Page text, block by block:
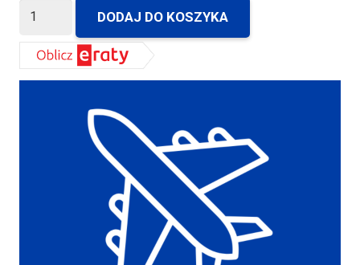
ilość
KOMPLET
FINEZJA
2x30X50+2x50X90+2x70X140
DODAJ DO KOSZYKA